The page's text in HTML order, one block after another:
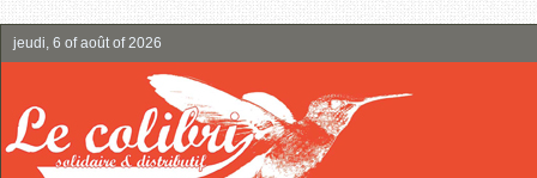
jeudi, 6 of août of 2026